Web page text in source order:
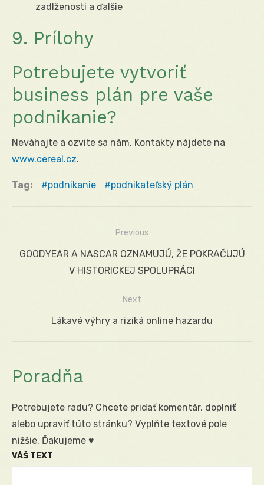
zadlženosti a ďalšie
9. Prílohy
Potrebujete vytvoriť
business plán pre vaše
podnikanie?
Neváhajte a ozvite sa nám. Kontakty nájdete na
www.cereal.cz.
Tag: podnikanie podnikateľský plán
Navigácia
Previous
Previous
GOODYEAR A NASCAR OZNAMUJÚ, ŽE POKRAČUJÚ
V HISTORICKEJ SPOLUPRÁCI
Next
Next
Lákavé výhry a riziká online hazardu
Poradňa
Potrebujete radu? Chcete pridať komentár, doplniť
alebo upraviť túto stránku? Vyplňte textové pole
nižšie. Ďakujeme ♥
VÁŠ TEXT